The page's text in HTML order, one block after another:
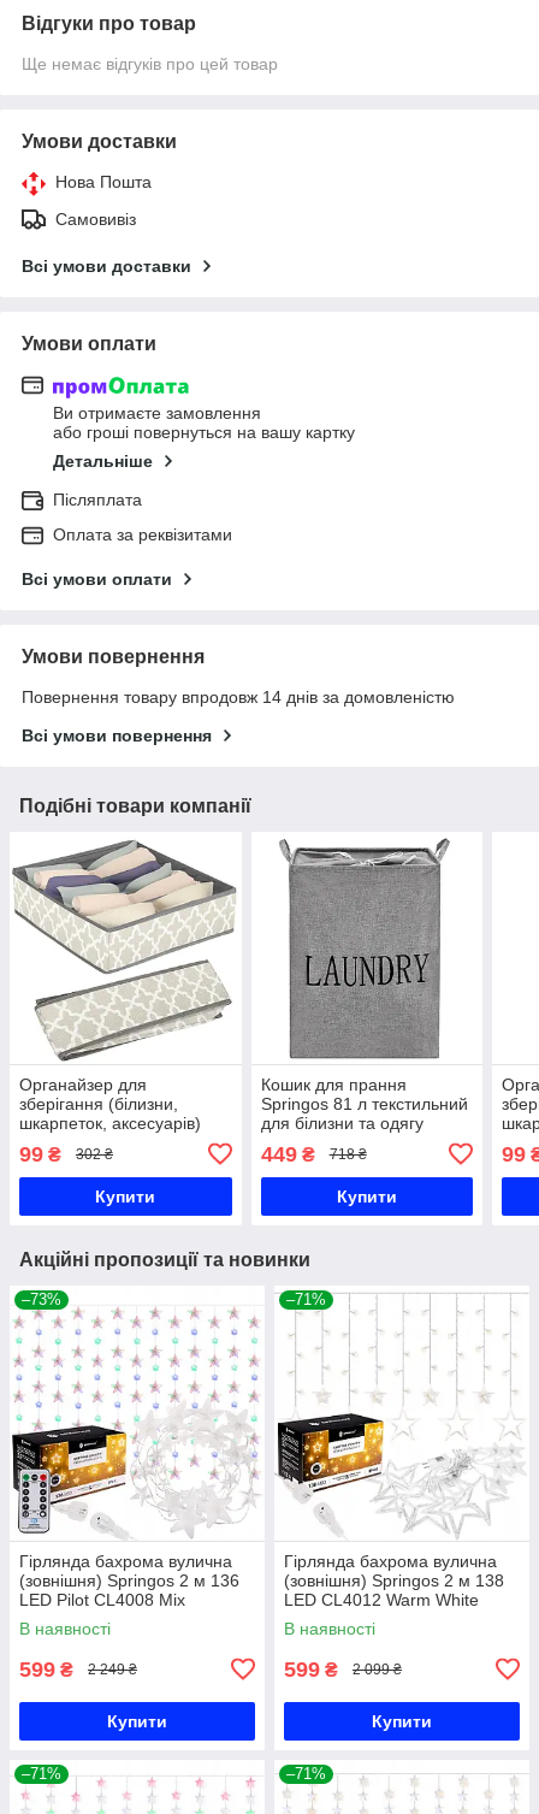
Відгуки про товар
Ще немає відгуків про цей товар
Умови доставки
Нова Пошта
Самовивіз
Всі умови доставки
Умови оплати
Ви отримаєте замовлення
або гроші повернуться на вашу картку
Детальніше
Післяплата
Оплата за реквізитами
Всі умови оплати
Умови повернення
Повернення товару впродовж 14 днів за домовленістю
Всі умови повернення
Подібні товари компанії
Органайзер для
зберігання (білизни,
шкарпеток, аксесуарів)
99 ₴ 302 ₴
Купити
Кошик для прання
Springos 81 л текстильний
для білизни та одягу
449₴ 718 ₴
Купити
99
Акційні пропозиції та новинки
–73%
Гірлянда бахрома вулична
(зовнішня) Springos 2 м 136
LED Pilot CL4008 Mix
В наявності
599 ₴ 2 249 ₴
Купити
–71%
Гірлянда бахрома вулична
(зовнішня) Springos 2 м 138
LED CL4012 Warm White
В наявності
599 ₴ 2 099 ₴
Купити
–71% –71%